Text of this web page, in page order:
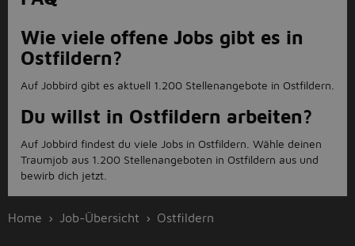
Wie viele offene Jobs gibt es in
Ostfildern?
Auf Jobbird gibt es aktuell 1.200 Stellenangebote in Ostfildern.
Du willst in Ostfildern arbeiten?
Auf Jobbird findest du viele Jobs in Ostfildern. Wähle deinen
Traumjob aus 1.200 Stellenangeboten in Ostfildern aus und
bewirb dich jetzt.
Home Job-Übersicht Ostfildern